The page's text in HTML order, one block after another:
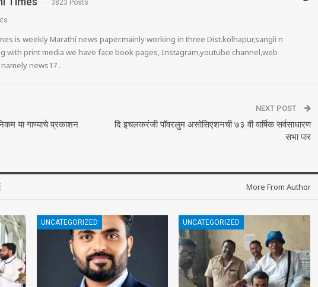
3823 Posts
is weekly Marathi news paper.mainly working in three Dist.kolhapur,sangli n
with print media we have face book pages, Instagram,youtube channel,web
news17 .
या गाण्याचे प्रकाशन
NEXT POST
दि इचलकरंजी पॉवरलुम असोसिएशनची ७३ वी वार्षिक सर्वसाधारण
सभा पार
More From Author
UNCATEGORIZED UNCATEGORIZED